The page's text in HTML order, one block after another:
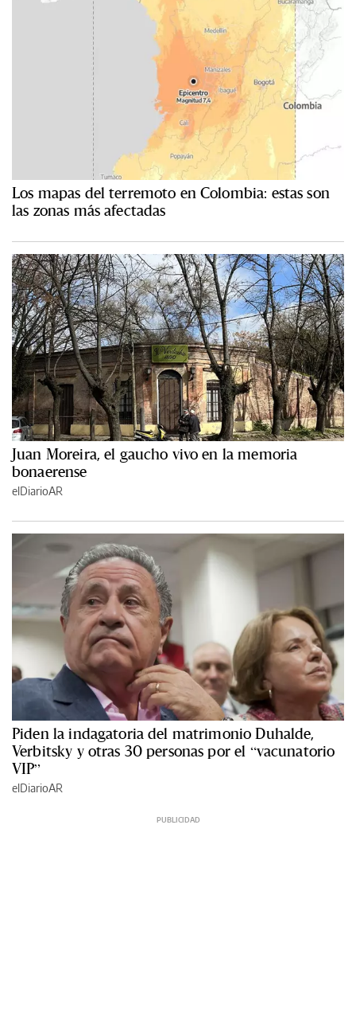
Los mapas del terremoto en Colombia: estas son
las zonas más afectadas
Juan Moreira, el gaucho vivo en la memoria
bonaerense
elDiarioAR
Piden la indagatoria del matrimonio Duhalde,
Verbitsky y otras 30 personas por el “vacunatorio
VIP”
elDiarioAR